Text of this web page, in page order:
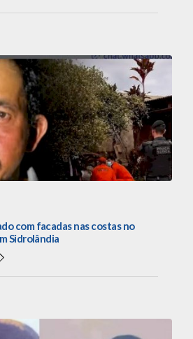
com facadas nas costas no
Sidrolândia